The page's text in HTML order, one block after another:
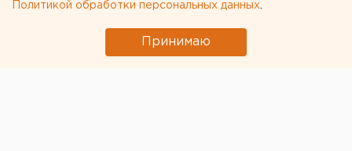
Политикой обработки персональных данных
Принимаю